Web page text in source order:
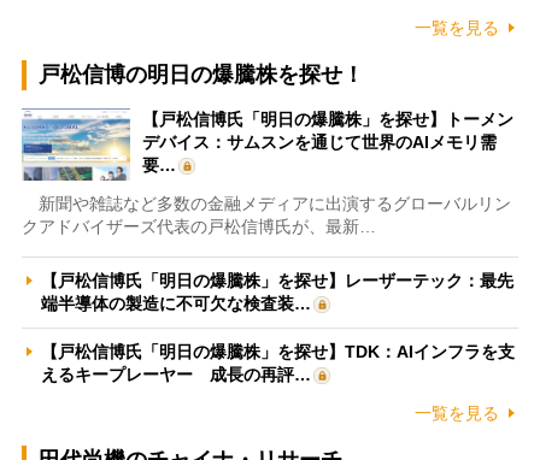
一覧を見る
戸松信博の明日の爆騰株を探せ！
【戸松信博氏「明日の爆騰株」を探せ】トーメン
デバイス：サムスンを通じて世界のAIメモリ需
要…
新聞や雑誌など多数の金融メディアに出演するグローバルリン
クアドバイザーズ代表の戸松信博氏が、最新…
【戸松信博氏「明日の爆騰株」を探せ】レーザーテック：最先
端半導体の製造に不可欠な検査装…
【戸松信博氏「明日の爆騰株」を探せ】TDK：AIインフラを支
えるキープレーヤー 成長の再評…
一覧を見る